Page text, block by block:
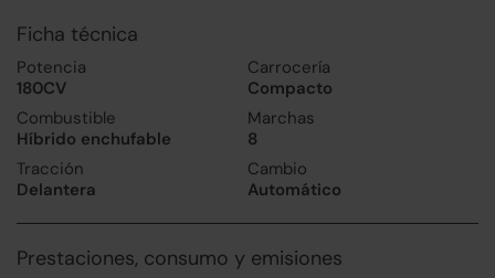
Ficha técnica
Potencia
180CV
Carrocería
Compacto
Combustible
Híbrido enchufable
Marchas
8
Tracción
Delantera
Cambio
Automático
Prestaciones, consumo y emisiones